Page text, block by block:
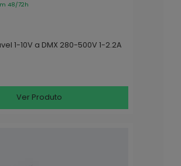
48/72h
1-10V a DMX 280-500V 1-2.2A
Ver Produto